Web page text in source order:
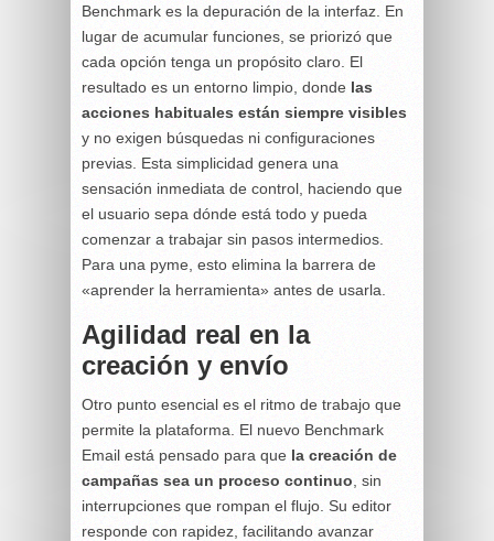
Benchmark es la depuración de la interfaz. En
lugar de acumular funciones, se priorizó que
cada opción tenga un propósito claro. El
resultado es un entorno limpio, donde las
acciones habituales están siempre visibles
y no exigen búsquedas ni configuraciones
previas. Esta simplicidad genera una
sensación inmediata de control, haciendo que
el usuario sepa dónde está todo y pueda
comenzar a trabajar sin pasos intermedios.
Para una pyme, esto elimina la barrera de
«aprender la herramienta» antes de usarla.
Agilidad real en la
creación y envío
Otro punto esencial es el ritmo de trabajo que
permite la plataforma. El nuevo Benchmark
Email está pensado para que la creación de
campañas sea un proceso continuo , sin
interrupciones que rompan el flujo. Su editor
responde con rapidez, facilitando avanzar